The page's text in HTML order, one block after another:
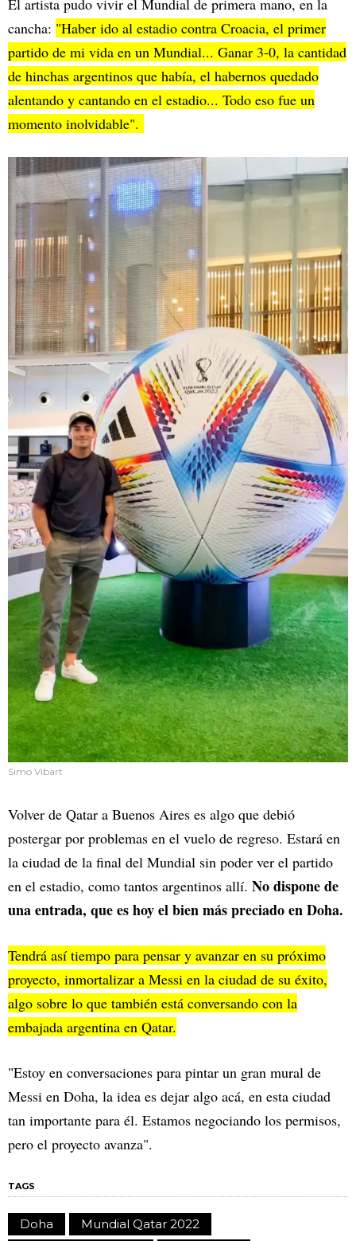
cancha: "Haber ido al estadio contra Croacia, el primer
partido de mi vida en un Mundial... Ganar 3-0, la cantidad
de hinchas argentinos que había, el habernos quedado
alentando y cantando en el estadio... Todo eso fue un
momento inolvidable".
Simo Vibart
Volver de Qatar a Buenos Aires es algo que debió
postergar por problemas en el vuelo de regreso. Estará en
la ciudad de la final del Mundial sin poder ver el partido
en el estadio, como tantos argentinos allí. No dispone de
una entrada, que es hoy el bien más preciado en Doha.
Tendrá así tiempo para pensar y avanzar en su próximo
proyecto, inmortalizar a Messi en la ciudad de su éxito,
algo sobre lo que también está conversando con la
embajada argentina en Qatar.
"Estoy en conversaciones para pintar un gran mural de
Messi en Doha, la idea es dejar algo acá, en esta ciudad
tan importante para él. Estamos negociando los permisos,
pero el proyecto avanza".
TAGS
Doha
Mundial Qatar 2022